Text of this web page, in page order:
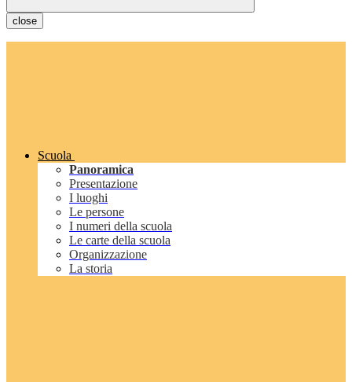
close
Scuola
Panoramica
Presentazione
I luoghi
Le persone
I numeri della scuola
Le carte della scuola
Organizzazione
La storia